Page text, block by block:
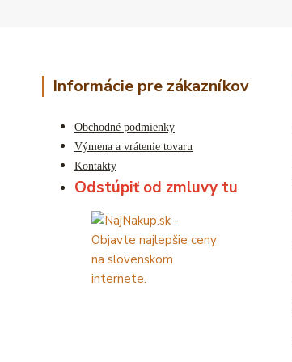
Informácie pre zákazníkov
Obchodné podmienky
Výmena a vrátenie tovaru
Kontakty
Odstúpiť od zmluvy tu